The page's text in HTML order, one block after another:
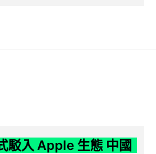
駁入 Apple 生態 中國